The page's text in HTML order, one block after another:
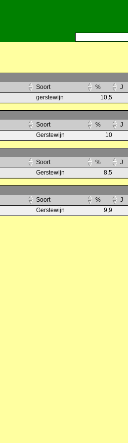
Soort % J
gerstewijn 10,5
Soort % J
Gerstewijn 10
Soort % J
Gerstewijn 8,5
Soort % J
Gerstewijn 9,9